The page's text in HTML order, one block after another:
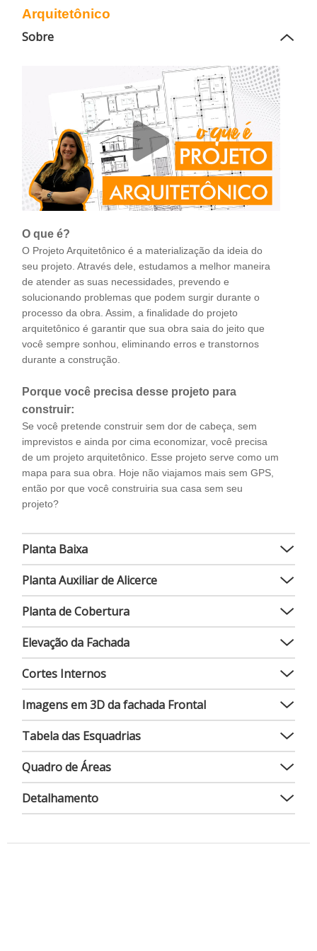
Arquitetônico
Sobre
O que é?
O Projeto Arquitetônico é a materialização da ideia do
seu projeto. Através dele, estudamos a melhor maneira
de atender as suas necessidades, prevendo e
solucionando problemas que podem surgir durante o
processo da obra. Assim, a finalidade do projeto
arquitetônico é garantir que sua obra saia do jeito que
você sempre sonhou, eliminando erros e transtornos
durante a construção.
Porque você precisa desse projeto para
construir:
Se você pretende construir sem dor de cabeça, sem
imprevistos e ainda por cima economizar, você precisa
de um projeto arquitetônico. Esse projeto serve como um
mapa para sua obra. Hoje não viajamos mais sem GPS,
então por que você construiria sua casa sem seu
projeto?
Planta Baixa
Planta Auxiliar de Alicerce
Planta de Cobertura
Elevação da Fachada
Cortes Internos
Imagens em 3D da fachada Frontal
Tabela das Esquadrias
Quadro de Áreas
Detalhamento